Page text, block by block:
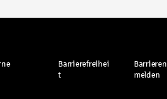
Barrierefreihei
t
Barrieren
melden